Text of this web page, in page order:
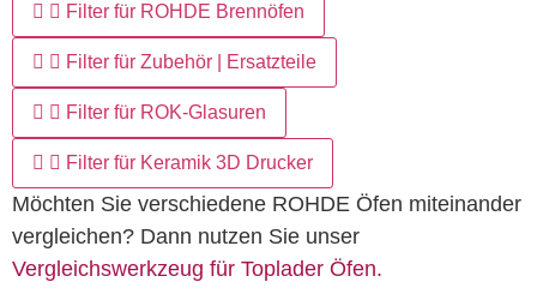
Filter für ROHDE Brennöfen
Filter für Zubehör | Ersatzteile
Filter für ROK-Glasuren
Filter für Keramik 3D Drucker
Möchten Sie verschiedene ROHDE Öfen miteinander
vergleichen? Dann nutzen Sie unser
Vergleichswerkzeug für Toplader Öfen.